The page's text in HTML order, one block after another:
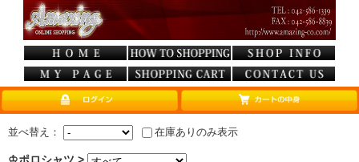
並べ替え： 在庫ありのみ表示